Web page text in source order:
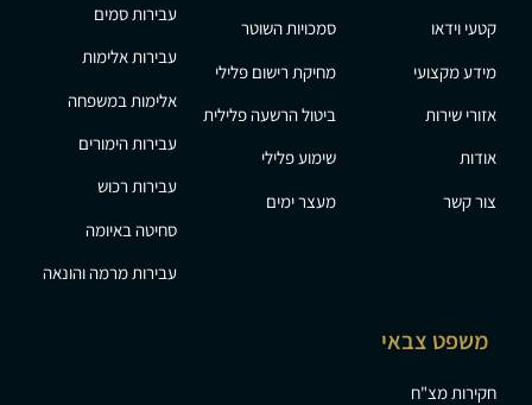
קטעי וידאו
מידע מקצועי
אזורי שירות
אודות
צור קשר
סמכויות השוטר
מחיקת רישום פלילי
ביטול הרשעה פלילית
שימוע פלילי
מעצר ימים
עבירות סמים
עבירות אלימות
אלימות במשפחה
עבירות הימורים
עבירות רכוש
סחיטה באיומה
עבירות מרמה והונאה
משפט צבאי
חקירות מצ"ח